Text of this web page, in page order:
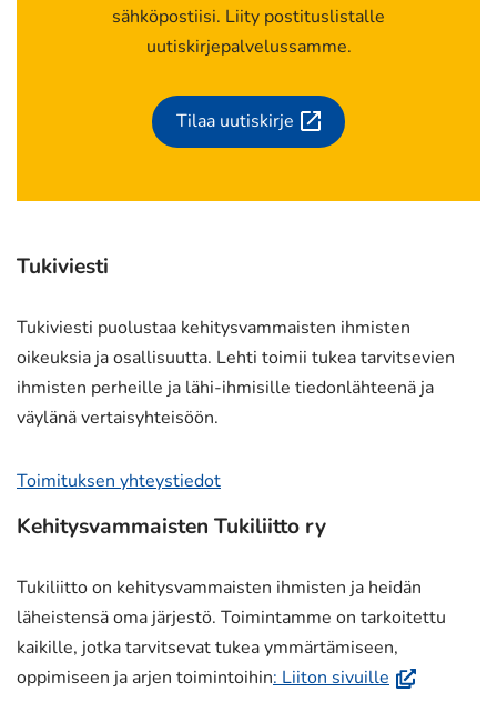
sähköpostiisi. Liity postituslistalle
uutiskirjepalvelussamme.
Tilaa uutiskirje
(siirryt
Tukiviesti
Tukiviesti puolustaa kehitysvammaisten ihmisten
oikeuksia ja osallisuutta. Lehti toimii tukea tarvitsevien
ihmisten perheille ja lähi-ihmisille tiedonlähteenä ja
väylänä vertaisyhteisöön.
Toimituksen yhteystiedot
Kehitysvammaisten Tukiliitto ry
Tukiliitto on kehitysvammaisten ihmisten ja heidän
läheistensä oma järjestö. Toimintamme on tarkoitettu
kaikille, jotka tarvitsevat tukea ymmärtämiseen,
oppimiseen ja arjen toimintoihin: Liiton sivuille (avautuu